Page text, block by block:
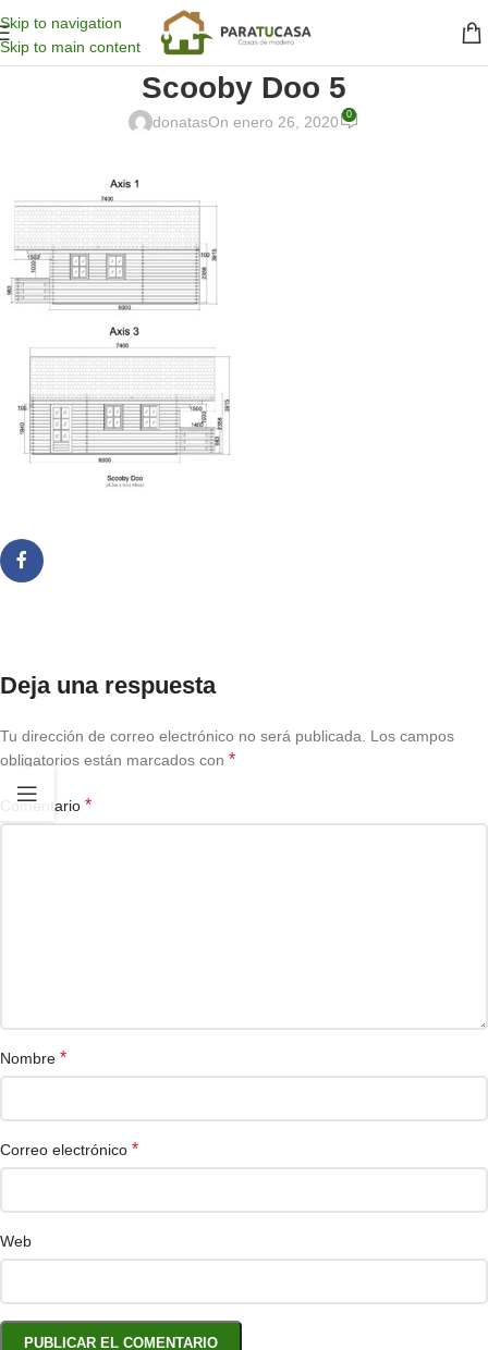
Skip to navigation
Skip to main content
Scooby Doo 5
donatasOn enero 26, 2020 0
Deja una respuesta
Tu dirección de correo electrónico no será publicada.
Los campos
obligatorios están marcados con *
Comentario *
Nombre *
Correo electrónico *
Web